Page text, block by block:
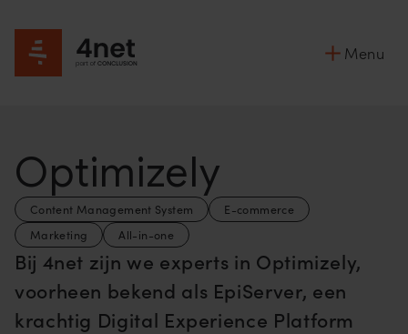
Menu
Optimizely
Content Management System
E-commerce
Marketing
All-in-one
Bij 4net zijn we experts in Optimizely,
voorheen bekend als EpiServer, een
krachtig Digital Experience Platform